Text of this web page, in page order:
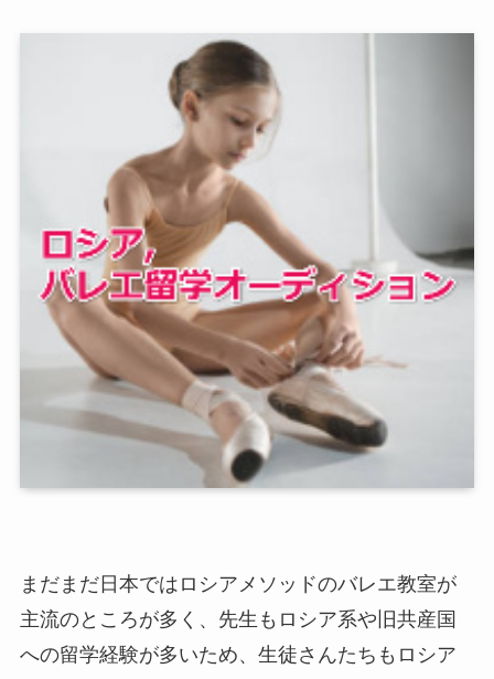
まだまだ日本ではロシアメソッドのバレエ教室が
主流のところが多く、先生もロシア系や旧共産国
への留学経験が多いため、生徒さんたちもロシア